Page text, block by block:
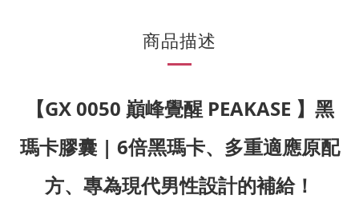
商品描述
【GX 0050 巔峰覺醒 PEAKASE 】黑
瑪卡膠囊 | 6倍黑瑪卡、多重適應原配
方、專為現代男性設計的補給！